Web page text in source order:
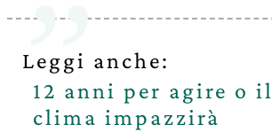
Leggi anche:
12 anni per agire o il
clima impazzirà